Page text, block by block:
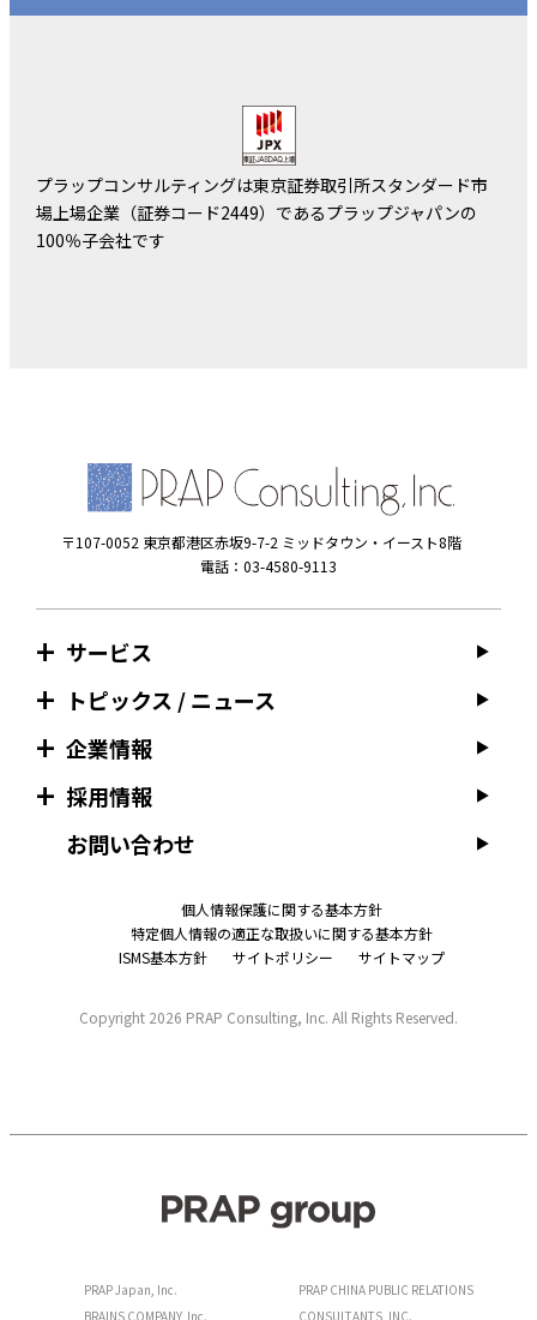
プラップコンサルティングは東京証券取引所スタンダード市
場上場企業（証券コード2449）であるプラップジャパンの
100％子会社です
〒107-0052 東京都港区赤坂9-7-2 ミッドタウン・イースト8階
電話：03-4580-9113
サービス
トピックス / ニュース
企業情報
採用情報
お問い合わせ
個人情報保護に関する基本方針
特定個人情報の適正な取扱いに関する基本方針
ISMS基本方針
サイトポリシー サイトマップ
Copyright 2026 PRAP Consulting, Inc. All Rights Reserved.
PRAP Japan, Inc.
BRAINS COMPANY, Inc.
PRAP CHINA PUBLIC RELATIONS
CONSULTANTS, INC.